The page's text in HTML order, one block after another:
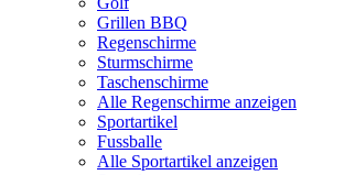
Grillen BBQ
Regenschirme
Sturmschirme
Taschenschirme
Alle Regenschirme anzeigen
Sportartikel
Fussballe
Alle Sportartikel anzeigen